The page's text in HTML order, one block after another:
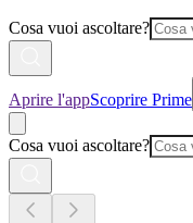
Cosa vuoi ascoltare?
Aprire l'appScoprire Prime
Cosa vuoi ascoltare?